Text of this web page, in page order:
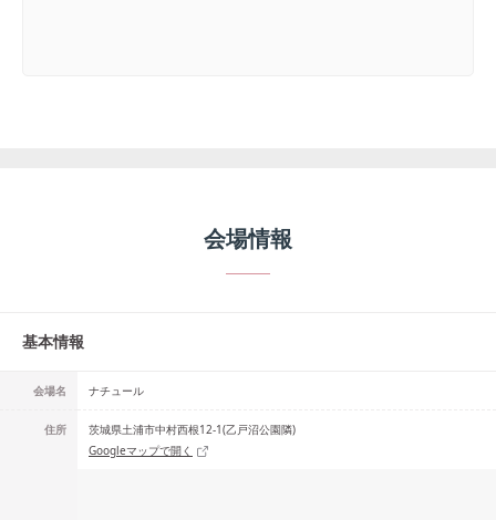
会場情報
基本情報
会場名 ナチュール
住所
茨城県土浦市中村西根12-1(乙戸沼公園隣)
Googleマップで開く